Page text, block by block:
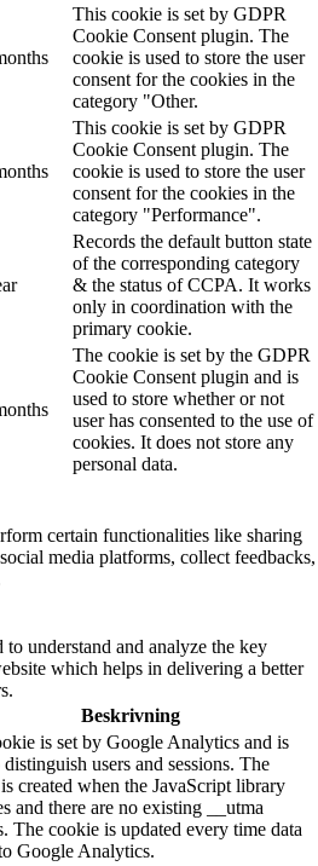
This cookie is set by GDPR
Cookie Consent plugin. The
cookie is used to store the user
consent for the cookies in the
category "Other.
This cookie is set by GDPR
Cookie Consent plugin. The
cookie is used to store the user
consent for the cookies in the
category "Performance".
Records the default button state
of the corresponding category
& the status of CCPA. It works
only in coordination with the
primary cookie.
The cookie is set by the GDPR
Cookie Consent plugin and is
used to store whether or not
user has consented to the use of
cookies. It does not store any
personal data.
certain functionalities like sharing
media platforms, collect feedbacks,
to understand and analyze the key
which helps in delivering a better
Beskrivning
is set by Google Analytics and is
distinguish users and sessions. The
created when the JavaScript library
and there are no existing __utma
The cookie is updated every time data
Google Analytics.